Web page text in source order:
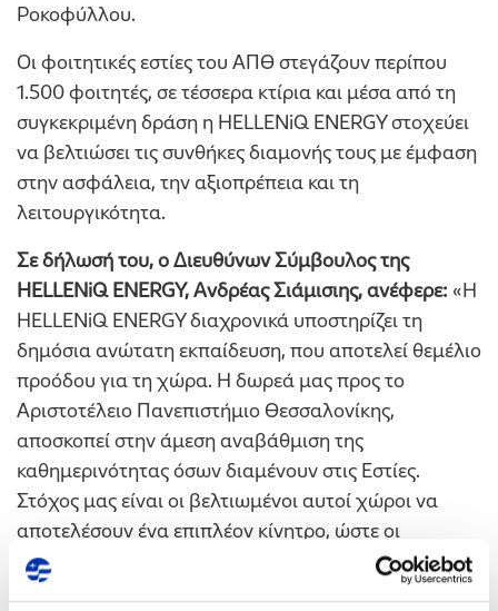
Ροκοφύλλου.
Οι φοιτητικές εστίες του ΑΠΘ στεγάζουν περίπου
1.500 φοιτητές, σε τέσσερα κτίρια και μέσα από τη
συγκεκριμένη δράση η HELLENiQ ENERGY στοχεύει
να βελτιώσει τις συνθήκες διαμονής τους με έμφαση
στην ασφάλεια, την αξιοπρέπεια και τη
λειτουργικότητα.
Σε δήλωσή του, ο Διευθύνων Σύμβουλος της
HELLENiQ ENERGY, Ανδρέας Σιάμισιης, ανέφερε: «Η
HELLENiQ ENERGY διαχρονικά υποστηρίζει τη
δημόσια ανώτατη εκπαίδευση, που αποτελεί θεμέλιο
προόδου για τη χώρα. Η δωρεά μας προς το
Αριστοτέλειο Πανεπιστήμιο Θεσσαλονίκης,
αποσκοπεί στην άμεση αναβάθμιση της
καθημερινότητας όσων διαμένουν στις Εστίες.
Στόχος μας είναι οι βελτιωμένοι αυτοί χώροι να
αποτελέσουν ένα επιπλέον κίνητρο, ώστε οι
φοιτητές μας να αφοσιωθούν απερίσπαστοι στις
σπουδές τους. Από την πλευρά μας, θα συνεχίσουμε